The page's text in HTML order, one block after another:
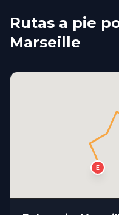
Rutas a pie
Marseille
E